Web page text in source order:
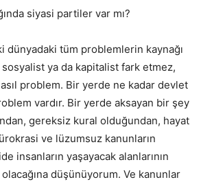
siyasi partiler var mı?
dünyadaki tüm problemlerin kaynağı
ya da kapitalist fark etmez,
problem. Bir yerde ne kadar devlet
vardır. Bir yerde aksayan bir şey
gereksiz kural olduğundan, hayat
ve lüzumsuz kanunların
insanların yaşayacak alanlarının
düşünüyorum. Ve kanunlar